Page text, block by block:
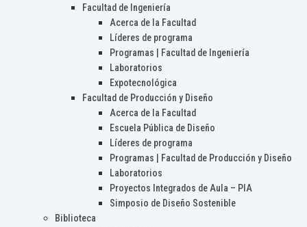
Facultad de Ingeniería
Acerca de la Facultad
Líderes de programa
Programas | Facultad de Ingeniería
Laboratorios
Expotecnológica
Facultad de Producción y Diseño
Acerca de la Facultad
Escuela Pública de Diseño
Líderes de programa
Programas | Facultad de Producción y Diseño
Laboratorios
Proyectos Integrados de Aula – PIA
Simposio de Diseño Sostenible
Biblioteca